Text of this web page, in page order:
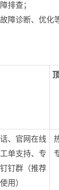
排查；
障诊断、优化
、官网在线
单支持、专
钉群（推荐
使用）